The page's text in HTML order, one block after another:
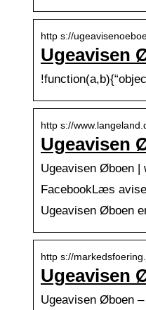
http s://
Ugeavisen
http s://
Ugeavisen
Ugeavisen Øboen |
FacebookLæs
Ugeavisen Øboen
http s://
Ugeavisen
Ugeavisen Øboen